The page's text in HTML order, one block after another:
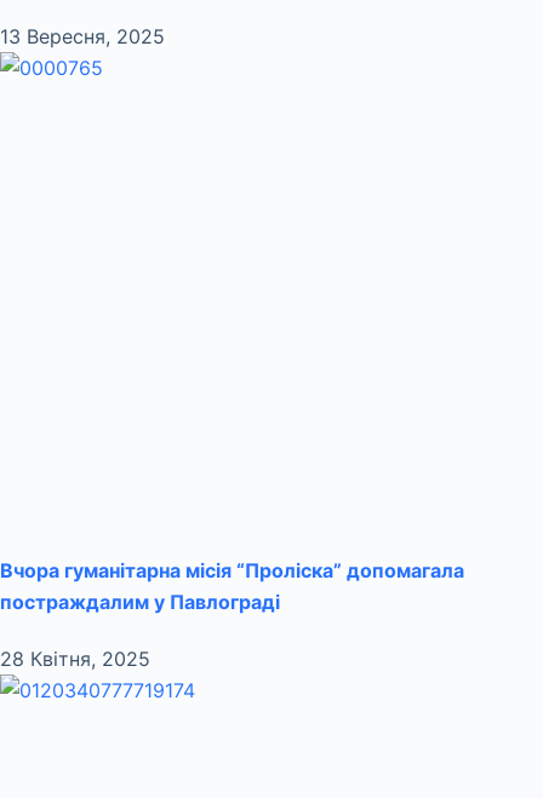
13 Вересня, 2025
Вчора гуманітарна місія “Проліска” допомагала
постраждалим у Павлограді
28 Квітня, 2025